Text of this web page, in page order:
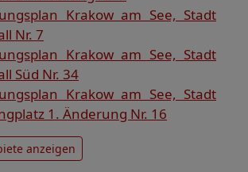
Krakow am See, Stadt
Nr. 7
Krakow am See, Stadt
Süd Nr. 34
Krakow am See, Stadt
1. Änderung Nr. 16
anzeigen